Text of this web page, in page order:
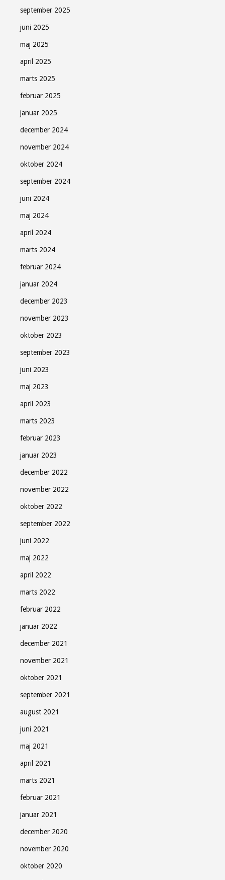
september 2025
juni 2025
maj 2025
april 2025
marts 2025
februar 2025
januar 2025
december 2024
november 2024
oktober 2024
september 2024
juni 2024
maj 2024
april 2024
marts 2024
februar 2024
januar 2024
december 2023
november 2023
oktober 2023
september 2023
juni 2023
maj 2023
april 2023
marts 2023
februar 2023
januar 2023
december 2022
november 2022
oktober 2022
september 2022
juni 2022
maj 2022
april 2022
marts 2022
februar 2022
januar 2022
december 2021
november 2021
oktober 2021
september 2021
august 2021
juni 2021
maj 2021
april 2021
marts 2021
februar 2021
januar 2021
december 2020
november 2020
oktober 2020